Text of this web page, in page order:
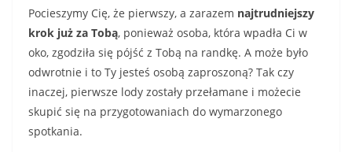
Pocieszymy Cię, że pierwszy, a zarazem najtrudniejszy
krok już za Tobą, ponieważ osoba, która wpadła Ci w
oko, zgodziła się pójść z Tobą na randkę. A może było
odwrotnie i to Ty jesteś osobą zaproszoną? Tak czy
inaczej, pierwsze lody zostały przełamane i możecie
skupić się na przygotowaniach do wymarzonego
spotkania.